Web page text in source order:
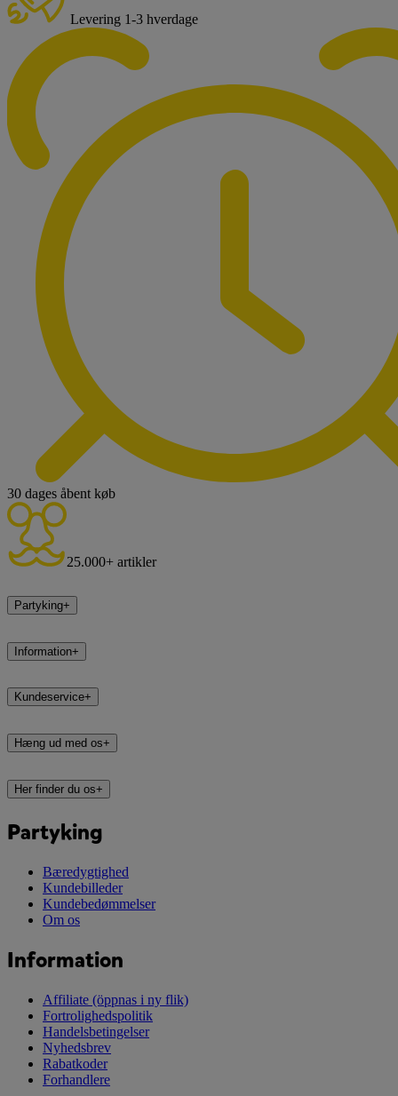
Levering 1-3 hverdage
30 dages åbent køb
25.000+ artikler
Partyking+
Information+
Kundeservice+
Hæng ud med os+
Her finder du os+
Partyking
Bæredygtighed
Kundebilleder
Kundebedømmelser
Om os
Information
Affiliate (öppnas i ny flik)
Fortrolighedspolitik
Handelsbetingelser
Nyhedsbrev
Rabatkoder
Forhandlere